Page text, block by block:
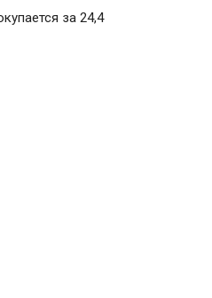
за 24,4